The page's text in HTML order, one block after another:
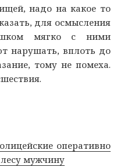
надо на какое то
для осмысления
мягко с ними
нарушать, вплоть до
тому не помеха.
оперативно
мужчину